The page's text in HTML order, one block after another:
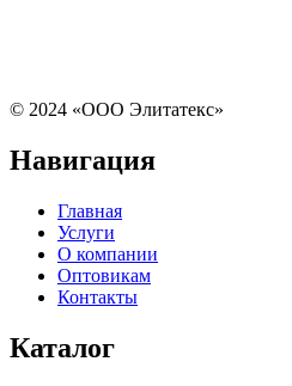
© 2024 «ООО Элитатекс»
Навигация
Главная
Услуги
О компании
Оптовикам
Контакты
Каталог